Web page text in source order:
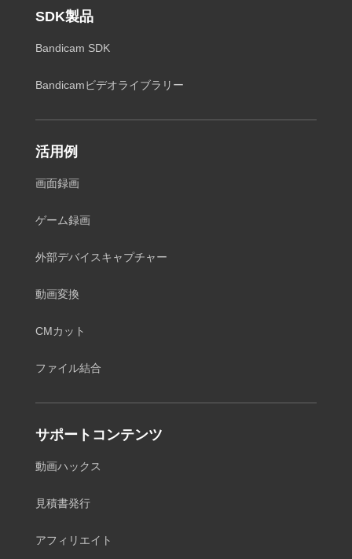
SDK製品
Bandicam SDK
Bandicamビデオライブラリー
活用例
画面録画
ゲーム録画
外部デバイスキャプチャー
動画変換
CMカット
ファイル結合
サポートコンテンツ
動画ハックス
見積書発行
アフィリエイト